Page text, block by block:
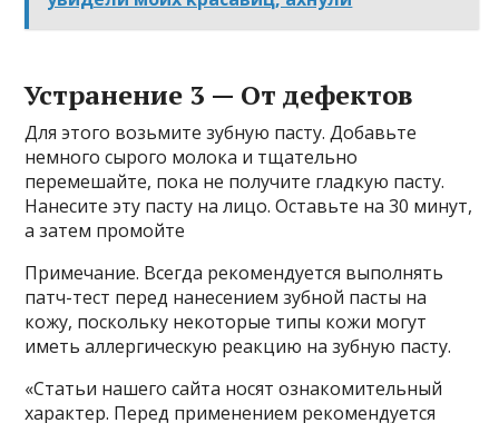
Устранение 3 — От дефектов
Для этого возьмите зубную пасту. Добавьте
немного сырого молока и тщательно
перемешайте, пока не получите гладкую пасту.
Нанесите эту пасту на лицо. Оставьте на 30 минут,
а затем промойте
Примечание. Всегда рекомендуется выполнять
патч-тест перед нанесением зубной пасты на
кожу, поскольку некоторые типы кожи могут
иметь аллергическую реакцию на зубную пасту.
«Статьи нашего сайта носят ознакомительный
характер. Перед применением рекомендуется